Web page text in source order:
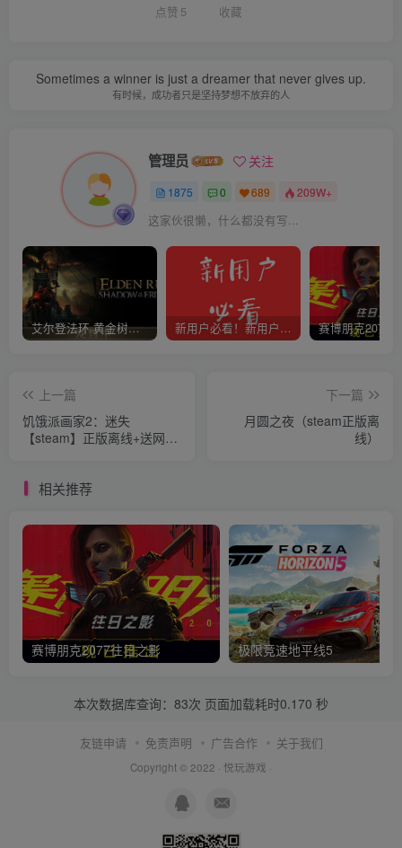
点赞 5 收藏
Sometimes a winner is just a dreamer that never gives up.
有时候，成功者只是坚持梦想不放弃的人
管理员 关注
1875 0 689 209W+
这家伙很懒，什么都没有写...
艾尔登法环 黄金树幽影 新用户必看！新用户必看！新用户必看！！！
上一篇
饥饿派画家2：迷失
【steam】正版离线+送网盘
下一篇
月圆之夜（steam正版离
线）
相关推荐
赛博朋克2077往日之影 极限竞速地平线5
本次数据库查询：83次 页面加载耗时0.170 秒
友链申请 免责声明 广告合作 关于我们
Copyright © 2022 · 悦玩游戏 ·